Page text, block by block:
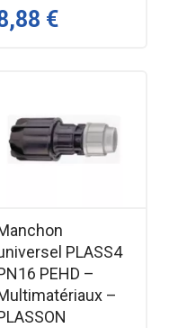
€
PLASS4
PEHD –
–